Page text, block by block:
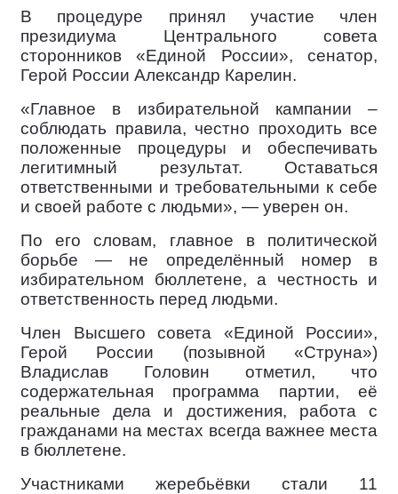
В процедуре принял участие член
президиума Центрального совета
сторонников «Единой России», сенатор,
Герой России Александр Карелин.
«Главное в избирательной кампании –
соблюдать правила, честно проходить все
положенные процедуры и обеспечивать
легитимный результат. Оставаться
ответственными и требовательными к себе
и своей работе с людьми», — уверен он.
По его словам, главное в политической
борьбе — не определённый номер в
избирательном бюллетене, а честность и
ответственность перед людьми.
Член Высшего совета «Единой России»,
Герой России (позывной «Струна»)
Владислав Головин отметил, что
содержательная программа партии, её
реальные дела и достижения, работа с
гражданами на местах всегда важнее места
в бюллетене.
Участниками жеребьёвки стали 11